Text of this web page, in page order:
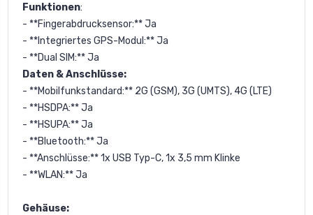
Funktionen:
- **Fingerabdrucksensor:** Ja
- **Integriertes GPS-Modul:** Ja
- **Dual SIM:** Ja
Daten & Anschlüsse:
- **Mobilfunkstandard:** 2G (GSM), 3G (UMTS), 4G (LTE)
- **HSDPA:** Ja
- **HSUPA:** Ja
- **Bluetooth:** Ja
- **Anschlüsse:** 1x USB Typ-C, 1x 3,5 mm Klinke
- **WLAN:** Ja
Gehäuse: